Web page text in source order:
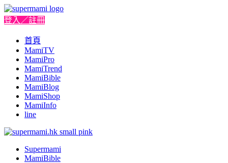
登入／註冊
首頁
MamiTV
MamiPro
MamiTrend
MamiBible
MamiBlog
MamiShop
MamiInfo
line
Supermami
MamiBible